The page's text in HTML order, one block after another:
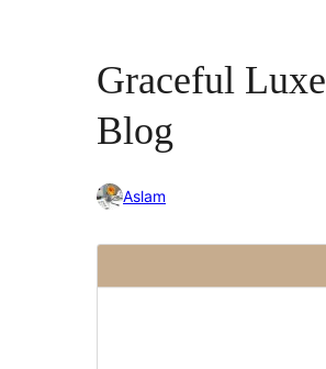
Graceful Luxe
Blog
Aslam